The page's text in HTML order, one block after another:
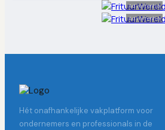
Advertentie
Advertentie
Hét onafhankelijke vakplatform voor
ondernemers en professionals in de